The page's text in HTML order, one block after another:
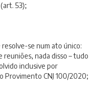
53);
se num ato único:
reuniões, nada disso – tudo
inclusive por
Provimento CNJ 100/2020;